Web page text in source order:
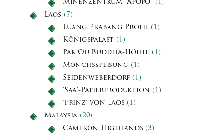
Minenzentrum "Apopo" (1)
Laos (7)
Luang Prabang Profil (1)
Königspalast (1)
Pak Ou Buddha-Höhle (1)
Mönchsspeisung (1)
Seidenweberdorf (1)
'Saa'-Papierproduktion (1)
'Prinz' von Laos (1)
Malaysia (20)
Cameron Highlands (3)